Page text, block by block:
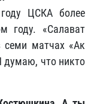
ЦСКА более
году. «Салават
семи матчах «Ак
думаю, что никто